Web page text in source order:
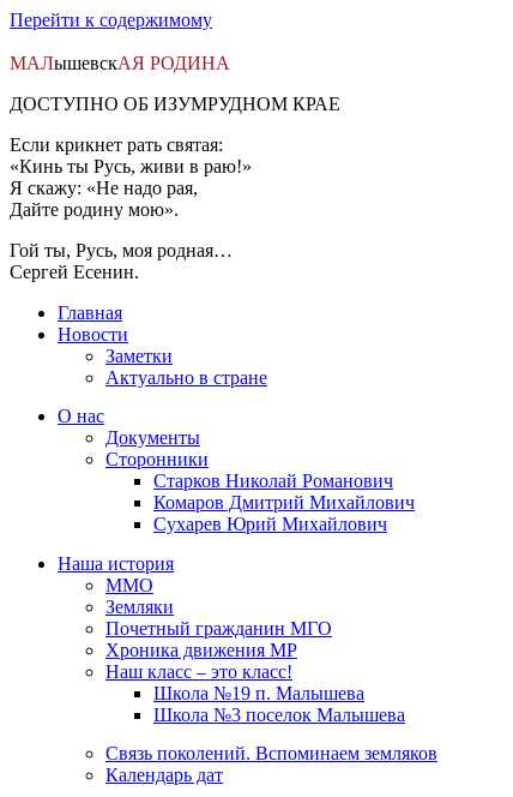
Перейти к содержимому
МАЛышевскАЯ РОДИНА
ДОСТУПНО ОБ ИЗУМРУДНОМ КРАЕ
Если крикнет рать святая:
«Кинь ты Русь, живи в раю!»
Я скажу: «Не надо рая,
Дайте родину мою».
Гой ты, Русь, моя родная…
Сергей Есенин.
Главная
Новости
Заметки
Актуально в стране
О нас
Документы
Сторонники
Старков Николай Романович
Комаров Дмитрий Михайлович
Сухарев Юрий Михайлович
Наша история
ММО
Земляки
Почетный гражданин МГО
Хроника движения МР
Наш класс – это класс!
Школа №19 п. Малышева
Школа №3 поселок Малышева
Связь поколений. Вспоминаем земляков
Календарь дат